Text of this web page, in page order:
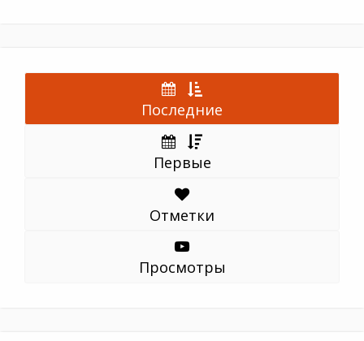
Последние
Первые
Отметки
Просмотры